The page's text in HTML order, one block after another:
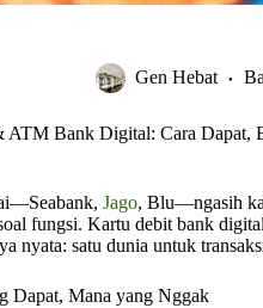
Gen Hebat
Bank Digital: Cara Dapat,
Jago, Blu—ngasih
fungsi. Kartu debit bank
nyata: satu dunia untuk
Dapat, Mana yang Nggak